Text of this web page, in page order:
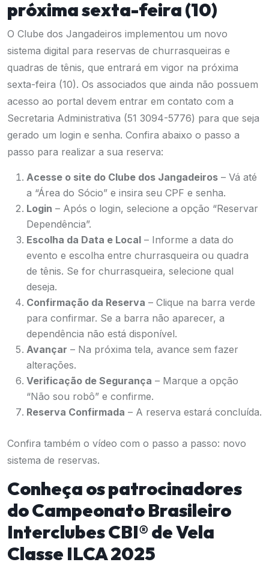
próxima sexta-feira (10)
O Clube dos Jangadeiros implementou um novo
sistema digital para reservas de churrasqueiras e
quadras de tênis, que entrará em vigor na próxima
sexta-feira (10). Os associados que ainda não possuem
acesso ao portal devem entrar em contato com a
Secretaria Administrativa (51 3094-5776) para que seja
gerado um login e senha. Confira abaixo o passo a
passo para realizar a sua reserva:
Acesse o site do Clube dos Jangadeiros – Vá até
a “Área do Sócio” e insira seu CPF e senha.
Login – Após o login, selecione a opção “Reservar
Dependência”.
Escolha da Data e Local – Informe a data do
evento e escolha entre churrasqueira ou quadra
de tênis. Se for churrasqueira, selecione qual
deseja.
Confirmação da Reserva – Clique na barra verde
para confirmar. Se a barra não aparecer, a
dependência não está disponível.
Avançar – Na próxima tela, avance sem fazer
alterações.
Verificação de Segurança – Marque a opção
“Não sou robô” e confirme.
Reserva Confirmada – A reserva estará concluída.
Confira também o vídeo com o passo a passo: novo
sistema de reservas.
Conheça os patrocinadores
do Campeonato Brasileiro
Interclubes CBI® de Vela
Classe ILCA 2025